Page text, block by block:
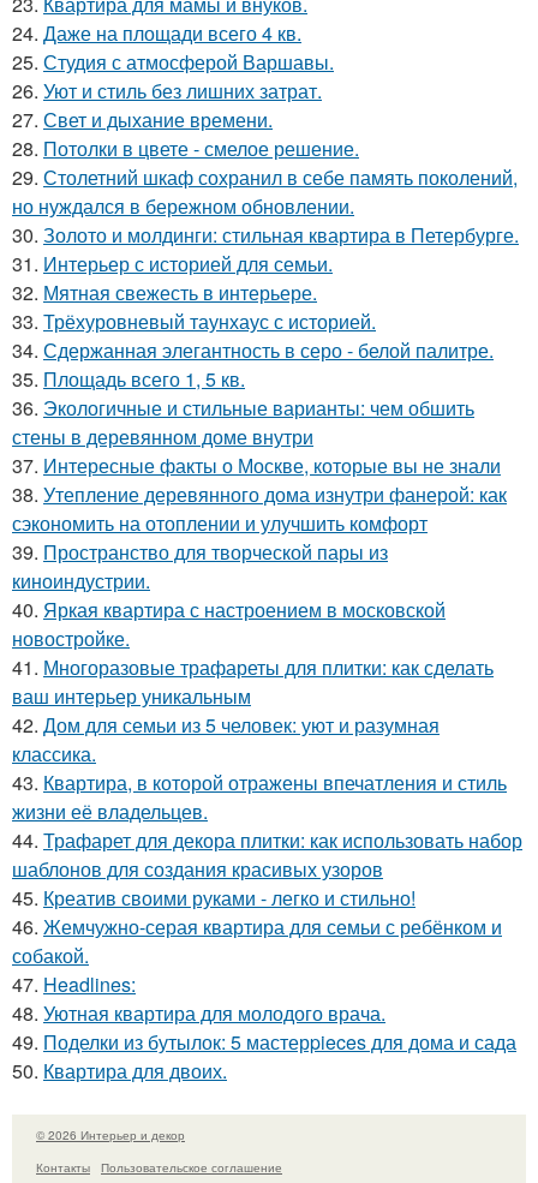
24. Даже на площади всего 4 кв.
25. Студия с атмосферой Варшавы.
26. Уют и стиль без лишних затрат.
27. Свет и дыхание времени.
28. Потолки в цвете - смелое решение.
29. Столетний шкаф сохранил в себе память поколений,
но нуждался в бережном обновлении.
30. Золото и молдинги: стильная квартира в Петербурге.
31. Интерьер с историей для семьи.
32. Мятная свежесть в интерьере.
33. Трёхуровневый таунхаус с историей.
34. Сдержанная элегантность в серо - белой палитре.
35. Площадь всего 1, 5 кв.
36. Экологичные и стильные варианты: чем обшить
стены в деревянном доме внутри
37. Интересные факты о Москве, которые вы не знали
38. Утепление деревянного дома изнутри фанерой: как
сэкономить на отоплении и улучшить комфорт
39. Пространство для творческой пары из
киноиндустрии.
40. Яркая квартира с настроением в московской
новостройке.
41. Многоразовые трафареты для плитки: как сделать
ваш интерьер уникальным
42. Дом для семьи из 5 человек: уют и разумная
классика.
43. Квартира, в которой отражены впечатления и стиль
жизни её владельцев.
44. Трафарет для декора плитки: как использовать набор
шаблонов для создания красивых узоров
45. Креатив своими руками - легко и стильно!
46. Жемчужно-серая квартира для семьи с ребёнком и
собакой.
47. Headlines:
48. Уютная квартира для молодого врача.
49. Поделки из бутылок: 5 мастерpieces для дома и сада
50. Квартира для двоих.
© 2026 Интерьер и декор
Контакты
Пользовательское соглашение